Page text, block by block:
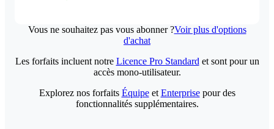
Vous ne souhaitez pas vous abonner ?Voir plus d'options
d'achat
Les forfaits incluent notre Licence Pro Standard et sont pour un
accès mono-utilisateur.
Explorez nos forfaits Équipeet Enterprisepour des
fonctionnalités supplémentaires.